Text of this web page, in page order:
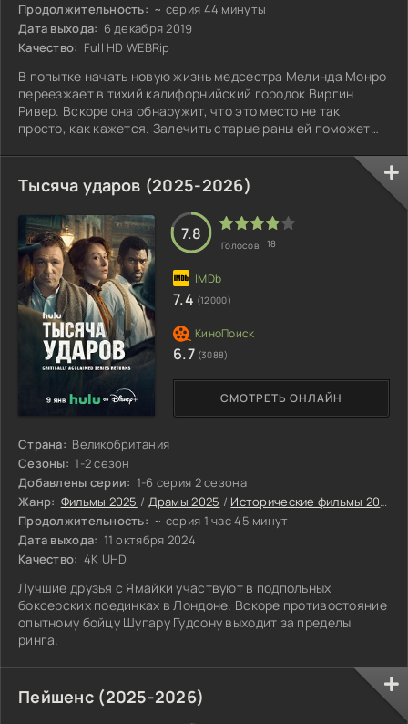
Продолжительность: ~ серия 44 минуты
Дата выхода: 6 декабря 2019
Качество: Full HD WEBRip
В попытке начать новую жизнь медсестра Мелинда Монро
переезжает в тихий калифорнийский городок Виргин
Ривер. Вскоре она обнаружит, что это место не так
просто, как кажется. Залечить старые раны ей поможет
Тысяча ударов (2025-2026)
Страна: Великобритания
Сезоны: 1-2 сезон
Добавлены серии: 1-6 серия 2 сезона
Жанр: Фильмы 2025 / Драмы 2025 / Исторические фильмы 2025
Продолжительность: ~ серия 1 час 45 минут
Дата выхода: 11 октября 2024
Качество: 4K UHD
Лучшие друзья с Ямайки участвуют в подпольных
боксерских поединках в Лондоне. Вскоре противостояние
опытному бойцу Шугару Гудсону выходит за пределы
ринга.
СМОТРЕТЬ ОНЛАЙН
7.8
Голосов: 18
7.4 (12000)
6.7 (3088)
Пейшенс (2025-2026)